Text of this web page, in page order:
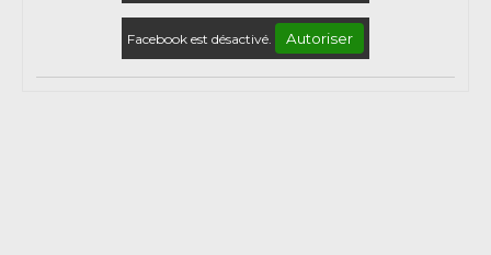
Facebook est désactivé. Autoriser